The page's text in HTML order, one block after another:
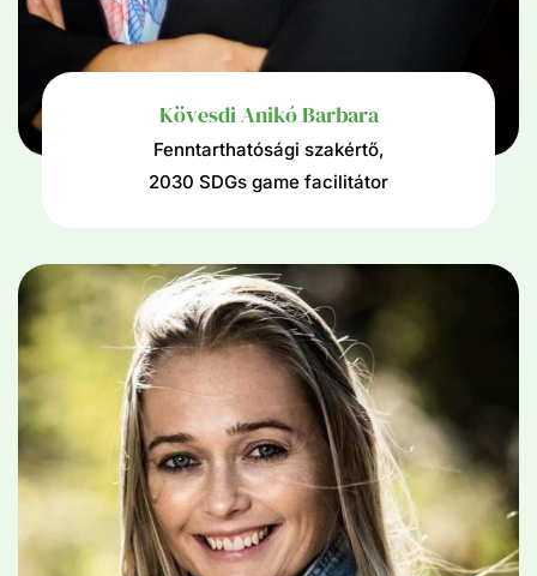
Kövesdi Anikó Barbara
Fenntarthatósági szakértő,
2030 SDGs game facilitátor